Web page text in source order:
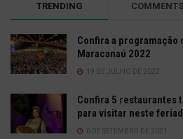
TRENDING COMMENTS
Confira a programação
Maracanaú 2022
19 DE JULHO DE 2022
Confira 5 restaurantes
para visitar neste
6 DE SETEMBRO DE 2021